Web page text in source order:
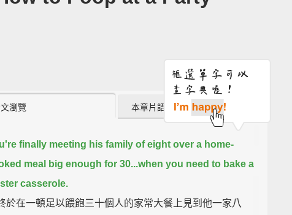
瀏覽 本章片語 (3)
finally meeting his family of eight over a home-
meal big enough for 30...when you need to bake a
casserole.
於在一頓足以餵飽三十個人的家常大餐上見到他一家八